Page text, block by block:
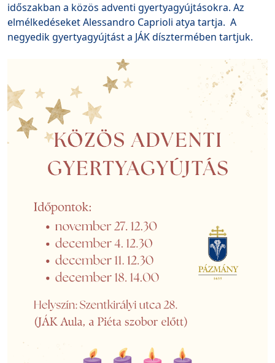
időszakban a közös adventi gyertyagyújtásokra. Az
elmélkedéseket Alessandro Caprioli atya tartja. A
negyedik gyertyagyújtást a JÁK dísztermében tartjuk.